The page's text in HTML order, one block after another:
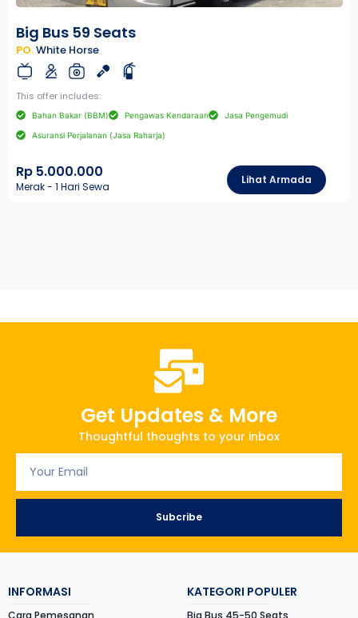
Big Bus 59 Seats
PO.White Horse
This offer includes:
Bahan Bakar (BBM) Pengawas Kendaraan Jasa Pengemudi
Asuransi Perjalanan (Jasa Raharja)
Rp 5.000.000
Merak - 1 Hari Sewa
Lihat Armada
Get Updates & More
Thoughtful thoughts to your inbox
Subcribe
INFORMASI
Cara Pemesanan
KATEGORI POPULER
Big Bus 45-50 Seats